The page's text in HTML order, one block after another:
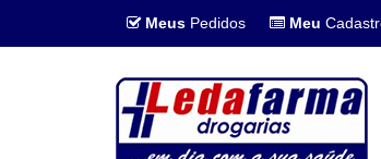
Meus Pedidos Meu